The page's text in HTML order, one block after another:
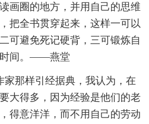
画圈的地方，并用自己的思维
把全书贯穿起来，这样一可以
可避免死记硬背，三可锻炼自
时间。——燕堂
家那样引经据典，我认为，在
大得多，因为经验是他们的老
得意洋洋，而不用自己的劳动